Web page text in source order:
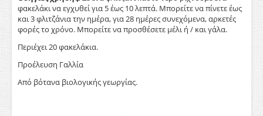
φακελάκι να εγχυθεί για 5 έως 10 λεπτά. Μπορείτε να πίνετε έως
και 3 φλιτζάνια την ημέρα, για 28 ημέρες συνεχόμενα, αρκετές
φορές το χρόνο. Μπορείτε να προσθέσετε μέλι ή / και γάλα.
Περιέχει 20 φακελάκια.
Προέλευση Γαλλία
Από βότανα βιολογικής γεωργίας.